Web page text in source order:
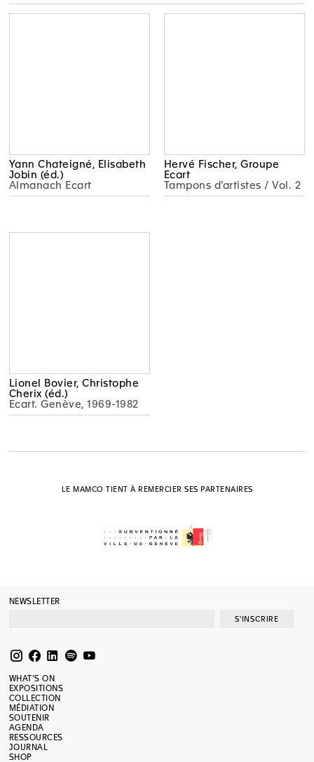
Almanach Ecart
Hervé Fischer, Groupe
Ecart
Tampons d’artistes / Vol. 2
Cherix (éd.)
LE MAMCO TIENT À REMERCIER SES PARTENAIRES
NEWSLETTER
WHAT’S ON
EXPOSITIONS
COLLECTION